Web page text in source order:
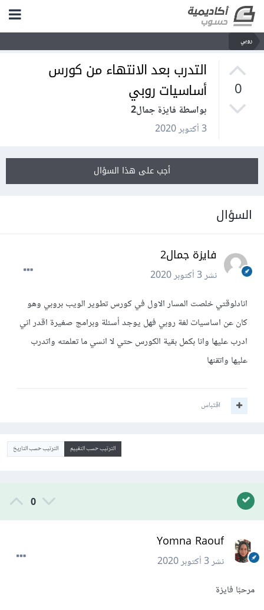
روبي
0
التدرب بعد الانتهاء من كورس
أساسيات روبي
بواسطة فايزة جمال2
3 أكتوبر 2020
أجب على هذا السؤال
السؤال
فايزة جمال2
نشر3 أكتوبر 2020
انادلوقتي خلصت المسار الاول في كورس تطوير الويب بروبي وهو
كان عن اساسيات لغة روبي فهل يوجد أسئلة وبرامج صغيرة اقدر اني
ادرب عليها وانا بكمل بقية الكورس حتي لا انسي ما تعلمته واتدرب
عليها واتقنها
اقتباس
الترتيب حسب التقييم الترتيب حسب التاريخ
0
Yomna Raouf
نشر3 أكتوبر 2020
مرحبًا فايزة